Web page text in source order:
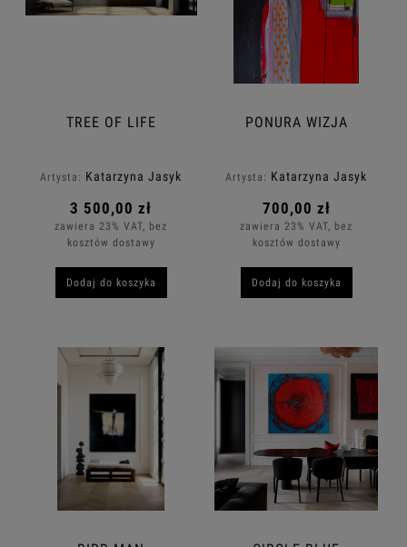
TREE OF LIFE
Artysta: Katarzyna Jasyk
3 500,00 zł
zawiera 23% VAT, bez
kosztów dostawy
Dodaj do koszyka
PONURA WIZJA
Artysta: Katarzyna Jasyk
700,00 zł
zawiera 23% VAT, bez
kosztów dostawy
Dodaj do koszyka